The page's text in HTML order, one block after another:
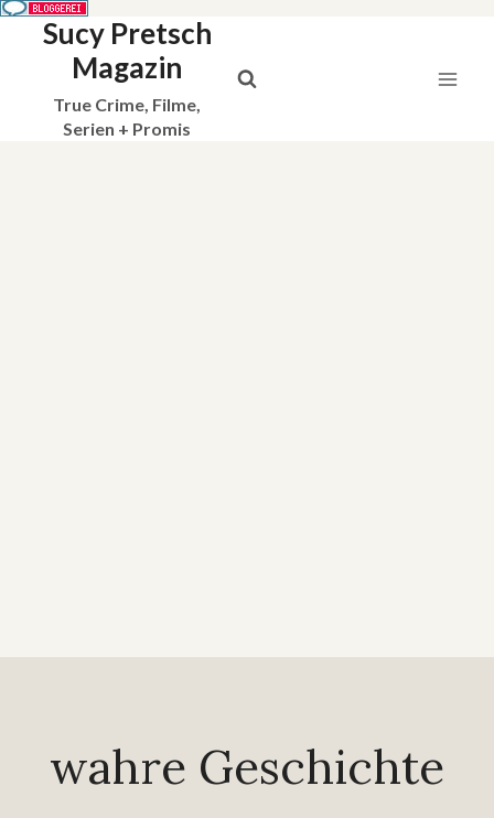
Sucy Pretsch
Magazin
True Crime, Filme,
Serien + Promis
wahre Geschichte